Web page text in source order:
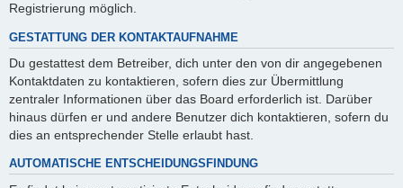
Registrierung möglich.
GESTATTUNG DER KONTAKTAUFNAHME
Du gestattest dem Betreiber, dich unter den von dir angegebenen
Kontaktdaten zu kontaktieren, sofern dies zur Übermittlung
zentraler Informationen über das Board erforderlich ist. Darüber
hinaus dürfen er und andere Benutzer dich kontaktieren, sofern du
dies an entsprechender Stelle erlaubt hast.
AUTOMATISCHE ENTSCHEIDUNGSFINDUNG